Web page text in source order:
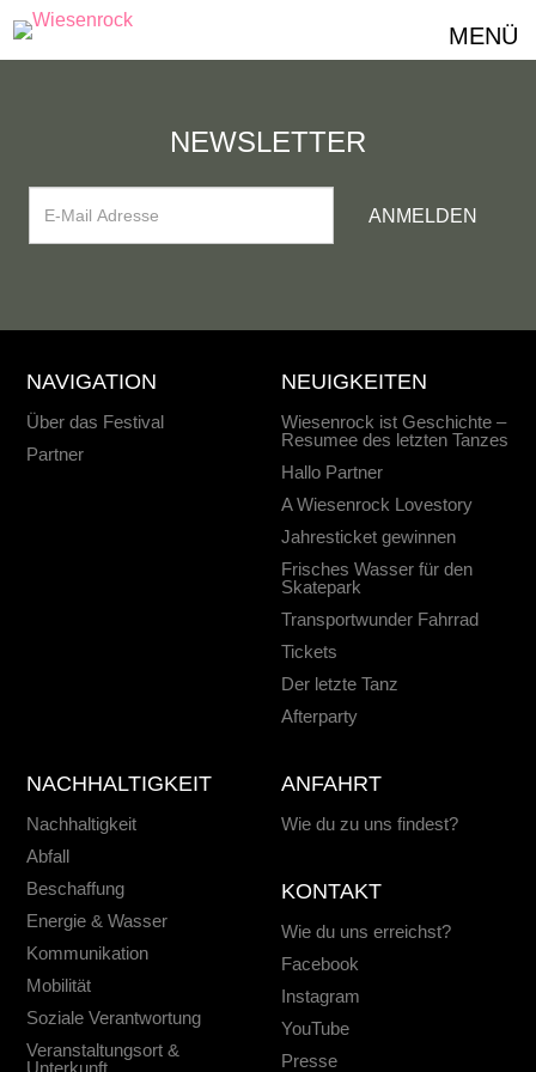
MENÜ
NEWSLETTER
NAVIGATION
Über das Festival
Partner
NEUIGKEITEN
Wiesenrock ist Geschichte –
Resumee des letzten Tanzes
Hallo Partner
A Wiesenrock Lovestory
Jahresticket gewinnen
Frisches Wasser für den
Skatepark
Transportwunder Fahrrad
Tickets
Der letzte Tanz
Afterparty
NACHHALTIGKEIT
Nachhaltigkeit
Abfall
Beschaffung
Energie & Wasser
Kommunikation
Mobilität
Soziale Verantwortung
Veranstaltungsort &
Unterkunft
ANFAHRT
Wie du zu uns findest?
KONTAKT
Wie du uns erreichst?
Facebook
Instagram
YouTube
Presse